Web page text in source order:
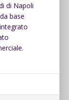
di Napoli
base